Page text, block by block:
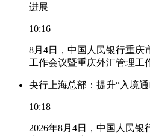
进展
10:16
8月4日，中国人民银行重庆
工作会议暨重庆外汇管理工
央行上海总部：提升“入境通
10:18
2026年8月4日，中国人民银